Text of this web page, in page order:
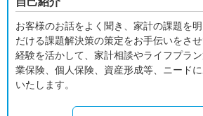
お客様のお話をよく聞き、家計の課題を
だける課題解決策の策定をお手伝いをさせ
経験を活かして、家計相談やライフプラ
業保険、個人保険、資産形成等、ニード
いたします。